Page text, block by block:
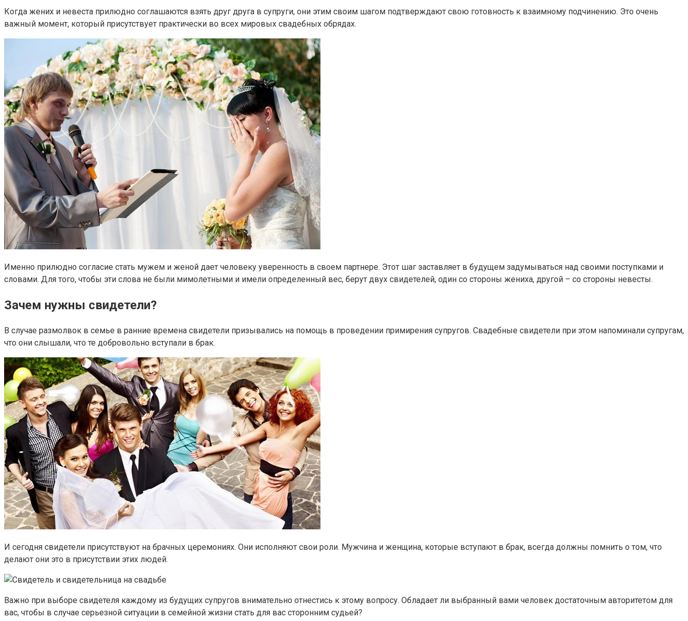
Когда жених и невеста прилюдно соглашаются взять друг друга в супруги, они этим своим шагом подтверждают свою готовность к взаимному подчинению. Это очень
важный момент, который присутствует практически во всех мировых свадебных обрядах.
Именно прилюдно согласие стать мужем и женой дает человеку уверенность в своем партнере. Этот шаг заставляет в будущем задумываться над своими поступками и
словами. Для того, чтобы эти слова не были мимолетными и имели определенный вес, берут двух свидетелей, один со стороны жениха, другой – со стороны невесты.
Зачем нужны свидетели?
В случае размолвок в семье в ранние времена свидетели призывались на помощь в проведении примирения супругов. Свадебные свидетели при этом напоминали супругам,
что они слышали, что те добровольно вступали в брак.
И сегодня свидетели присутствуют на брачных церемониях. Они исполняют свои роли. Мужчина и женщина, которые вступают в брак, всегда должны помнить о том, что
делают они это в присутствии этих людей.
Важно при выборе свидетеля каждому из будущих супругов внимательно отнестись к этому вопросу. Обладает ли выбранный вами человек достаточным авторитетом для
вас, чтобы в случае серьезной ситуации в семейной жизни стать для вас сторонним судьей?